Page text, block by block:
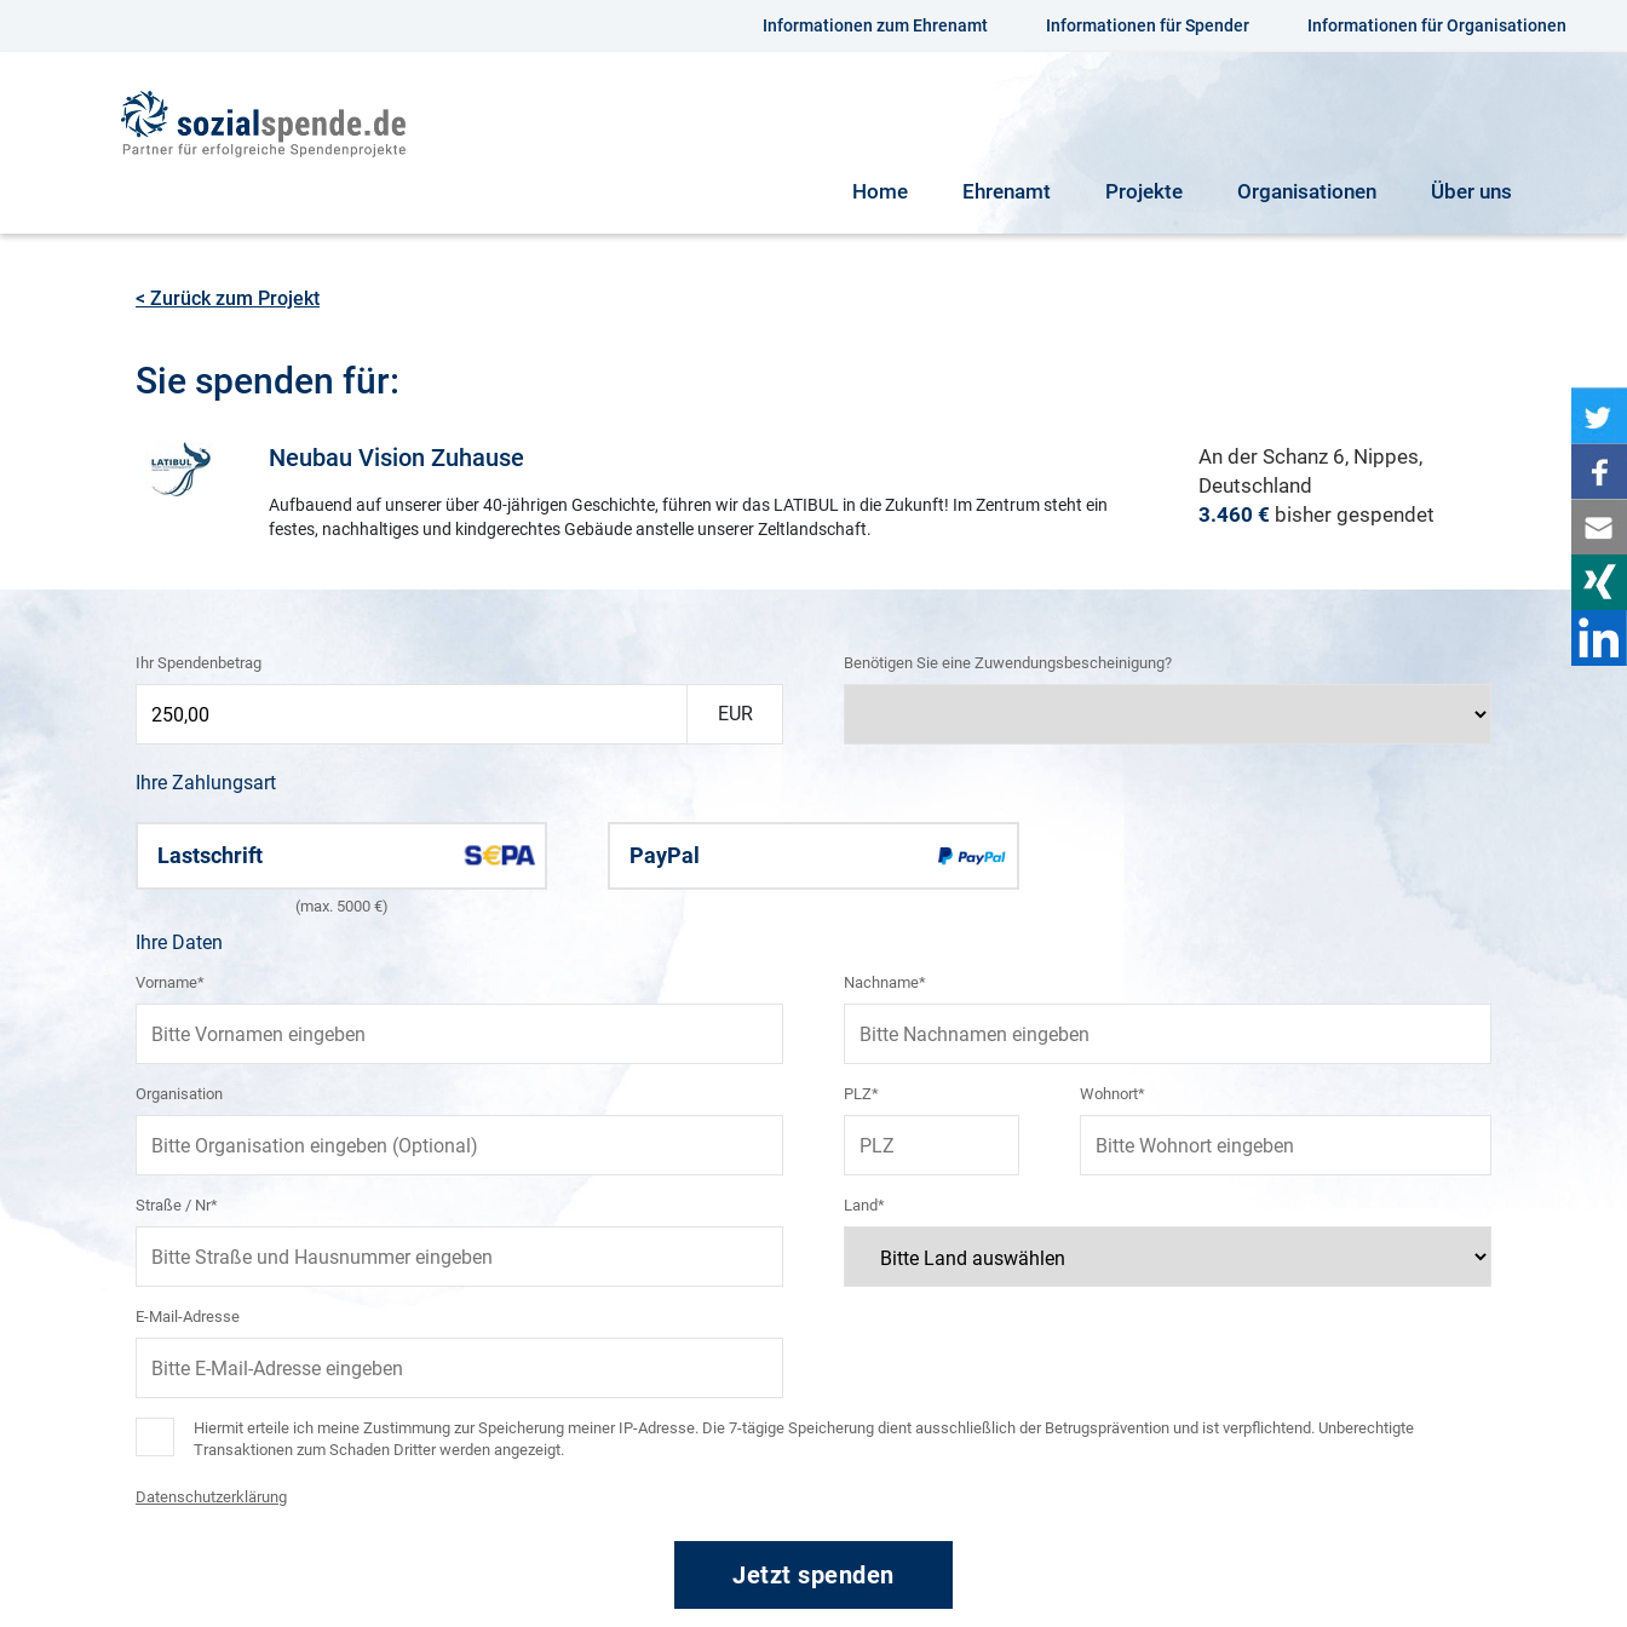
Informationen zum Ehrenamt Informationen für Spender Informationen für Organisationen
Home Ehrenamt Projekte Organisationen Über uns
< Zurück zum Projekt
Sie spenden für:
Neubau Vision Zuhause
Aufbauend auf unserer über 40-jährigen Geschichte, führen wir das LATIBUL in die Zukunft! Im Zentrum steht ein
festes, nachhaltiges und kindgerechtes Gebäude anstelle unserer Zeltlandschaft.
An der Schanz 6, Nippes,
Deutschland
3.460 € bisher gespendet
Ihr Spendenbetrag
EUR
Benötigen Sie eine Zuwendungsbescheinigung?
Ihre Zahlungsart
Lastschrift
(max. 5000 €)
PayPal
Ihre Daten
Vorname* Nachname*
Organisation PLZ* Wohnort*
Straße / Nr* Land*
E-Mail-Adresse
Hiermit erteile ich meine Zustimmung zur Speicherung meiner IP-Adresse. Die 7-tägige Speicherung dient ausschließlich der Betrugsprävention und ist verpflichtend. Unberechtigte
Transaktionen zum Schaden Dritter werden angezeigt.
Datenschutzerklärung
Jetzt spenden